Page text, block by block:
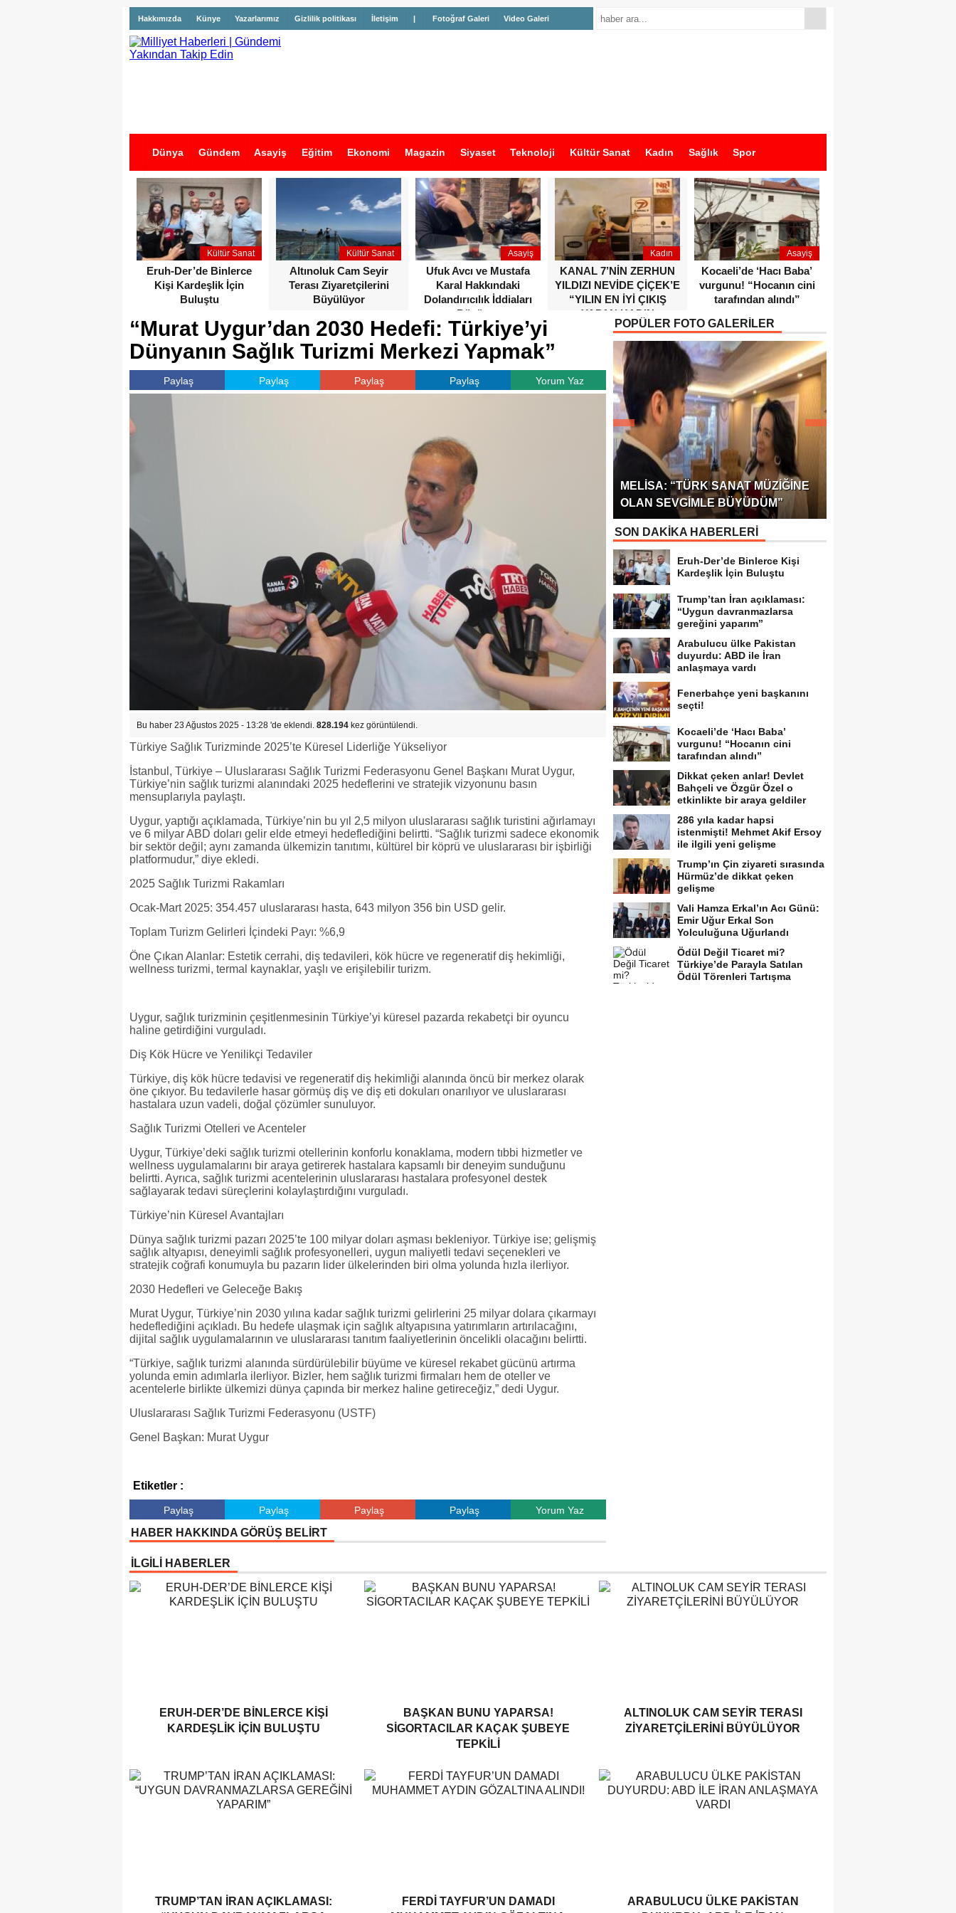
Hakkımızda Künye Yazarlarımız Gizlilik politikası İletişim | Fotoğraf Galeri Video Galeri
Dünya Gündem Asayiş Eğitim Ekonomi Magazin Siyaset Teknoloji Kültür Sanat Kadın Sağlık Spor
İş İlanları
Kültür Sanat
Eruh-Der’de Binlerce
Kişi Kardeşlik İçin
Buluştu
Kültür Sanat
Altınoluk Cam Seyir
Terası Ziyaretçilerini
Büyülüyor
Asayiş
Ufuk Avcı ve Mustafa
Karal Hakkındaki
Dolandırıcılık İddiaları
Büyüyor
Kadın
KANAL 7’NİN ZERHUN
YILDIZI NEVİDE ÇİÇEK’E
“YILIN EN İYİ ÇIKIŞ
YAPAN KADIN
OYUNCUSU” ÖDÜLÜ!
Asayiş
Kocaeli’de ‘Hacı Baba’
vurgunu! “Hocanın cini
tarafından alındı”
“Murat Uygur’dan 2030 Hedefi: Türkiye’yi
Dünyanın Sağlık Turizmi Merkezi Yapmak”
Paylaş Paylaş Paylaş Paylaş Yorum Yaz
Bu haber 23 Ağustos 2025 - 13:28 'de eklendi. 828.194 kez görüntülendi.
Türkiye Sağlık Turizminde 2025’te Küresel Liderliğe Yükseliyor
İstanbul, Türkiye – Uluslararası Sağlık Turizmi Federasyonu Genel Başkanı Murat Uygur,
Türkiye’nin sağlık turizmi alanındaki 2025 hedeflerini ve stratejik vizyonunu basın
mensuplarıyla paylaştı.
Uygur, yaptığı açıklamada, Türkiye’nin bu yıl 2,5 milyon uluslararası sağlık turistini ağırlamayı
ve 6 milyar ABD doları gelir elde etmeyi hedeflediğini belirtti. “Sağlık turizmi sadece ekonomik
bir sektör değil; aynı zamanda ülkemizin tanıtımı, kültürel bir köprü ve uluslararası bir işbirliği
platformudur,” diye ekledi.
2025 Sağlık Turizmi Rakamları
Ocak-Mart 2025: 354.457 uluslararası hasta, 643 milyon 356 bin USD gelir.
Toplam Turizm Gelirleri İçindeki Payı: %6,9
Öne Çıkan Alanlar: Estetik cerrahi, diş tedavileri, kök hücre ve regeneratif diş hekimliği,
wellness turizmi, termal kaynaklar, yaşlı ve erişilebilir turizm.
Uygur, sağlık turizminin çeşitlenmesinin Türkiye’yi küresel pazarda rekabetçi bir oyuncu
haline getirdiğini vurguladı.
Diş Kök Hücre ve Yenilikçi Tedaviler
Türkiye, diş kök hücre tedavisi ve regeneratif diş hekimliği alanında öncü bir merkez olarak
öne çıkıyor. Bu tedavilerle hasar görmüş diş ve diş eti dokuları onarılıyor ve uluslararası
hastalara uzun vadeli, doğal çözümler sunuluyor.
Sağlık Turizmi Otelleri ve Acenteler
Uygur, Türkiye’deki sağlık turizmi otellerinin konforlu konaklama, modern tıbbi hizmetler ve
wellness uygulamalarını bir araya getirerek hastalara kapsamlı bir deneyim sunduğunu
belirtti. Ayrıca, sağlık turizmi acentelerinin uluslararası hastalara profesyonel destek
sağlayarak tedavi süreçlerini kolaylaştırdığını vurguladı.
Türkiye’nin Küresel Avantajları
Dünya sağlık turizmi pazarı 2025’te 100 milyar doları aşması bekleniyor. Türkiye ise; gelişmiş
sağlık altyapısı, deneyimli sağlık profesyonelleri, uygun maliyetli tedavi seçenekleri ve
stratejik coğrafi konumuyla bu pazarın lider ülkelerinden biri olma yolunda hızla ilerliyor.
2030 Hedefleri ve Geleceğe Bakış
Murat Uygur, Türkiye’nin 2030 yılına kadar sağlık turizmi gelirlerini 25 milyar dolara çıkarmayı
hedeflediğini açıkladı. Bu hedefe ulaşmak için sağlık altyapısına yatırımların artırılacağını,
dijital sağlık uygulamalarının ve uluslararası tanıtım faaliyetlerinin öncelikli olacağını belirtti.
“Türkiye, sağlık turizmi alanında sürdürülebilir büyüme ve küresel rekabet gücünü artırma
yolunda emin adımlarla ilerliyor. Bizler, hem sağlık turizmi firmaları hem de oteller ve
acentelerle birlikte ülkemizi dünya çapında bir merkez haline getireceğiz,” dedi Uygur.
Uluslararası Sağlık Turizmi Federasyonu (USTF)
Genel Başkan: Murat Uygur
Etiketler :
Paylaş Paylaş Paylaş Paylaş Yorum Yaz
HABER HAKKINDA GÖRÜŞ BELİRT
POPÜLER FOTO GALERİLER
MELISA: “TÜRK SANAT MÜZIĞINE
OLAN SEVGIMLE BÜYÜDÜM”
SON DAKİKA HABERLERİ
Eruh-Der’de Binlerce Kişi
Kardeşlik İçin Buluştu
Trump’tan İran açıklaması:
“Uygun davranmazlarsa
gereğini yaparım”
Arabulucu ülke Pakistan
duyurdu: ABD ile İran
anlaşmaya vardı
Fenerbahçe yeni başkanını
seçti!
Kocaeli’de ‘Hacı Baba’
vurgunu! “Hocanın cini
tarafından alındı”
Dikkat çeken anlar! Devlet
Bahçeli ve Özgür Özel o
etkinlikte bir araya geldiler
286 yıla kadar hapsi
istenmişti! Mehmet Akif Ersoy
ile ilgili yeni gelişme
Trump’ın Çin ziyareti sırasında
Hürmüz’de dikkat çeken
gelişme
Vali Hamza Erkal’ın Acı Günü:
Emir Uğur Erkal Son
Yolculuğuna Uğurlandı
Ödül Değil Ticaret mi?
Türkiye’de Parayla Satılan
Ödül Törenleri Tartışma
İLGİLİ HABERLER
ERUH-DER’DE BINLERCE KIŞI
KARDEŞLIK İÇIN BULUŞTU
BAŞKAN BUNU YAPARSA!
SIGORTACILAR KAÇAK ŞUBEYE
TEPKILI
ALTINOLUK CAM SEYIR TERASI
ZIYARETÇILERINI BÜYÜLÜYOR
TRUMP’TAN İRAN AÇIKLAMASI:
FERDI TAYFUR’UN DAMADI
ARABULUCU ÜLKE PAKISTAN